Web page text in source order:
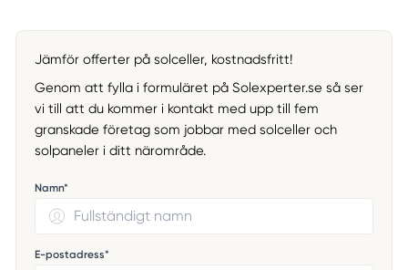
Jämför offerter på solceller, kostnadsfritt!
Genom att fylla i formuläret på Solexperter.se så ser
vi till att du kommer i kontakt med upp till fem
granskade företag som jobbar med solceller och
solpaneler i ditt närområde.
Namn*
E-postadress*